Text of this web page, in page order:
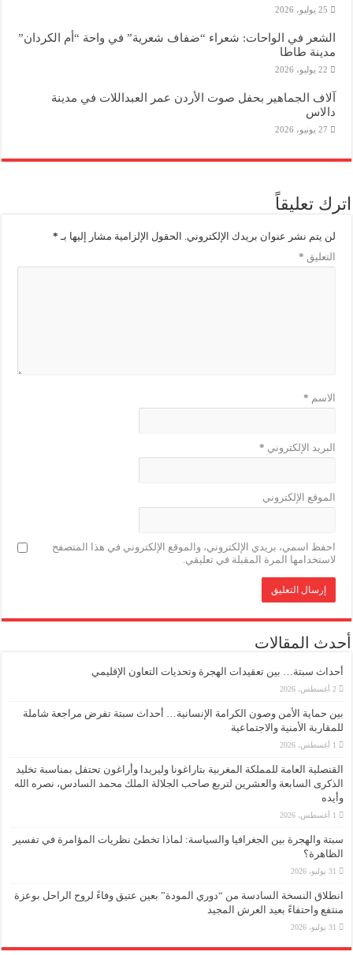
25 يوليو، 2026
الشعر في الواحات: شعراء “ضفاف شعرية” في واحة “أم الكردان”
مدينة طاطا
22 يوليو، 2026
آلاف الجماهير بحفل صوت الأردن عمر العبداللات في مدينة
دالاس
27 يونيو، 2026
اترك تعليقاً
لن يتم نشر عنوان بريدك الإلكتروني. الحقول الإلزامية مشار إليها بـ *
التعليق *
الاسم *
البريد الإلكتروني *
الموقع الإلكتروني
احفظ اسمي، بريدي الإلكتروني، والموقع الإلكتروني في هذا المتصفح
لاستخدامها المرة المقبلة في تعليقي.
أحدث المقالات
أحداث سبتة… بين تعقيدات الهجرة وتحديات التعاون الإقليمي
2 أغسطس، 2026
بين حماية الأمن وصون الكرامة الإنسانية… أحداث سبتة تفرض مراجعة شاملة
للمقاربة الأمنية والاجتماعية
1 أغسطس، 2026
القنصلية العامة للمملكة المغربية بتاراغونا وليريدا وأراغون تحتفل بمناسبة تخليد
الذكرى السابعة والعشرين لتربع صاحب الجلالة الملك محمد السادس، نصره الله
وأيده
1 أغسطس، 2026
سبتة والهجرة بين الجغرافيا والسياسة: لماذا تخطئ نظريات المؤامرة في تفسير
الظاهرة؟
31 يوليو، 2026
انطلاق النسخة السادسة من “دوري المودة” بعين عتيق وفاءً لروح الراحل بوعزة
منتفع واحتفاءً بعيد العرش المجيد
31 يوليو، 2026